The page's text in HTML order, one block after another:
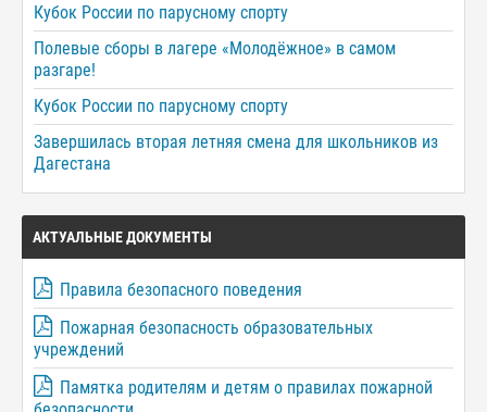
Кубок России по парусному спорту
Полевые сборы в лагере «Молодёжное» в самом
разгаре!
Кубок России по парусному спорту
Завершилась вторая летняя смена для школьников из
Дагестана
АКТУАЛЬНЫЕ ДОКУМЕНТЫ
Правила безопасного поведения
Пожарная безопасность образовательных
учреждений
Памятка родителям и детям о правилах пожарной